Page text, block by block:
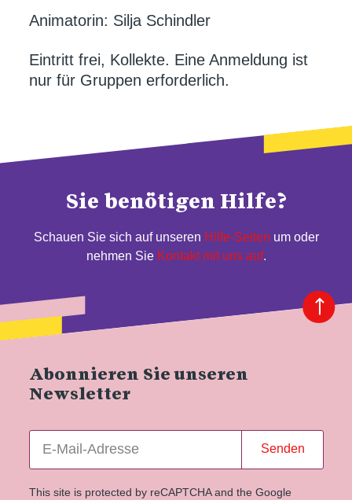
Animatorin: Silja Schindler
Eintritt frei, Kollekte. Eine Anmeldung ist
nur für Gruppen erforderlich.
Sie benötigen Hilfe?
Schauen Sie sich auf unseren Hilfe-Seiten um oder
nehmen Sie Kontakt mit uns auf.
Abonnieren Sie unseren
Newsletter
Senden
This site is protected by reCAPTCHA and the Google